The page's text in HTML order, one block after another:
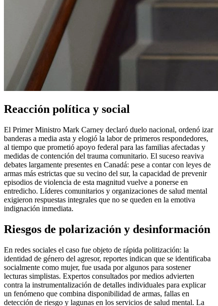
Reacción política y social
El Primer Ministro Mark Carney declaró duelo nacional, ordenó izar
banderas a media asta y elogió la labor de primeros respondedores,
al tiempo que prometió apoyo federal para las familias afectadas y
medidas de contención del trauma comunitario. El suceso reaviva
debates largamente presentes en Canadá: pese a contar con leyes de
armas más estrictas que su vecino del sur, la capacidad de prevenir
episodios de violencia de esta magnitud vuelve a ponerse en
entredicho. Líderes comunitarios y organizaciones de salud mental
exigieron respuestas integrales que no se queden en la emotiva
indignación inmediata.
Riesgos de polarización y desinformación
En redes sociales el caso fue objeto de rápida politización: la
identidad de género del agresor, reportes indican que se identificaba
socialmente como mujer, fue usada por algunos para sostener
lecturas simplistas. Expertos consultados por medios advierten
contra la instrumentalización de detalles individuales para explicar
un fenómeno que combina disponibilidad de armas, fallas en
detección de riesgo y lagunas en los servicios de salud mental. La